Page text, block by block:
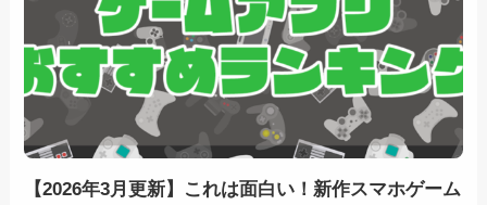
【2026年3月更新】これは面白い！新作スマホゲーム